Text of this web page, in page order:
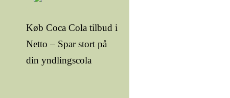
Køb Coca Cola tilbud i
Netto – Spar stort på
din yndlingscola